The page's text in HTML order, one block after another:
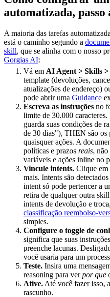
automatizada, passo
A maioria das tarefas
está o caminho segundo a
skill, que se alinha com o nosso
Gorgias AI:
Vá em AI Agent > Skills
template (devoluções,
atualizações de endereço)
pode abrir uma Guidance
Escreva as instruções no
limite de 30.000
guarda suas condições de
de 30 dias"), THEN são os
quaisquer ações. A
políticas e prazos reais, não
variáveis e ações inline no
Vincule intents. Clique em
mais. Intents são
intent só pode pertencer a
retira de qualquer outra
intents de devolução e
classificação reembolso-
simples.
Configure o toggle de
significa que suas
preenche lacunas.
você usaria para um
Teste. Insira uma
reasoning para verpor que
Ative. Até você fazer isso,
rascunho.